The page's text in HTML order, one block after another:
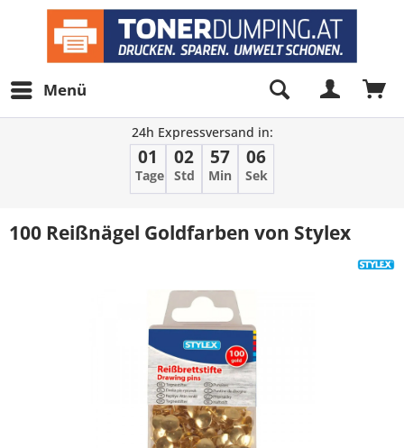
Menü
24h Expressversand in:
01
Tage
02
Std
57
Min
06
Sek
100 Reißnägel Goldfarben von Stylex